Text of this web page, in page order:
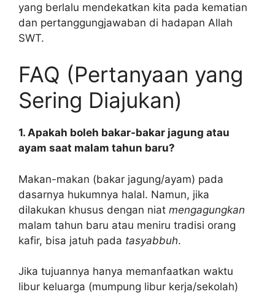
yang berlalu mendekatkan kita pada kematian
dan pertanggungjawaban di hadapan Allah
SWT.
FAQ (Pertanyaan yang
Sering Diajukan)
1. Apakah boleh bakar-bakar jagung atau
ayam saat malam tahun baru?
Makan-makan (bakar jagung/ayam) pada
dasarnya hukumnya halal. Namun, jika
dilakukan khusus dengan niat mengagungkan
malam tahun baru atau meniru tradisi orang
kafir, bisa jatuh pada tasyabbuh.
Jika tujuannya hanya memanfaatkan waktu
libur keluarga (mumpung libur kerja/sekolah)